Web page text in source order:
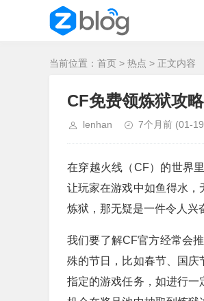
当前位置： 首页 > 热点 > 正文内容
CF免费领炼狱攻
lenhan 7个月前 (01-
在穿越火线（CF）的世界
让玩家在游戏中如鱼得水，
炼狱，那无疑是一件令人兴
我们要了解CF官方经常会
殊的节日，比如春节、国
指定的游戏任务，如进行